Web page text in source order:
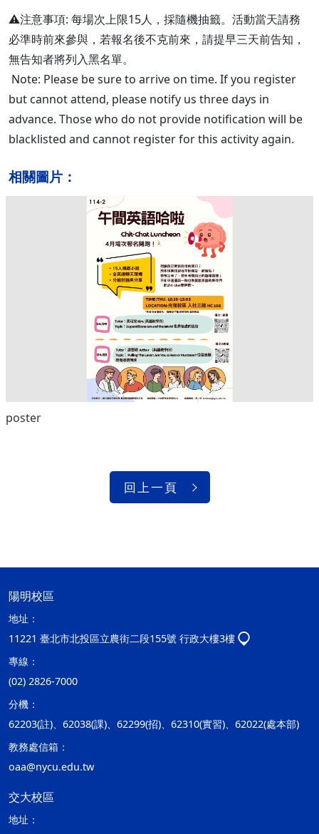
⚠️注意事項: 每場次上限15人，採隨機抽籤。活動當天請務
必準時前來參與，若報名後不克前來，請提早三天前告知，
無告知者將列入黑名單。
Note: Please be sure to arrive on time. If you register
but cannot attend, please notify us three days in
advance. Those who do not provide notification will be
blacklisted and cannot register for this activity again.
相關圖片：
poster
回上一頁
陽明校區
地址：
11221 臺北市北投區立農街二段155號 行政大樓3樓
專線：
(02) 2826-7000
分機：
62203(註)、62038(課)、62299(招)、62310(實習)、62022(處本部)
教務處信箱：
oaa@nycu.edu.tw
交大校區
地址：